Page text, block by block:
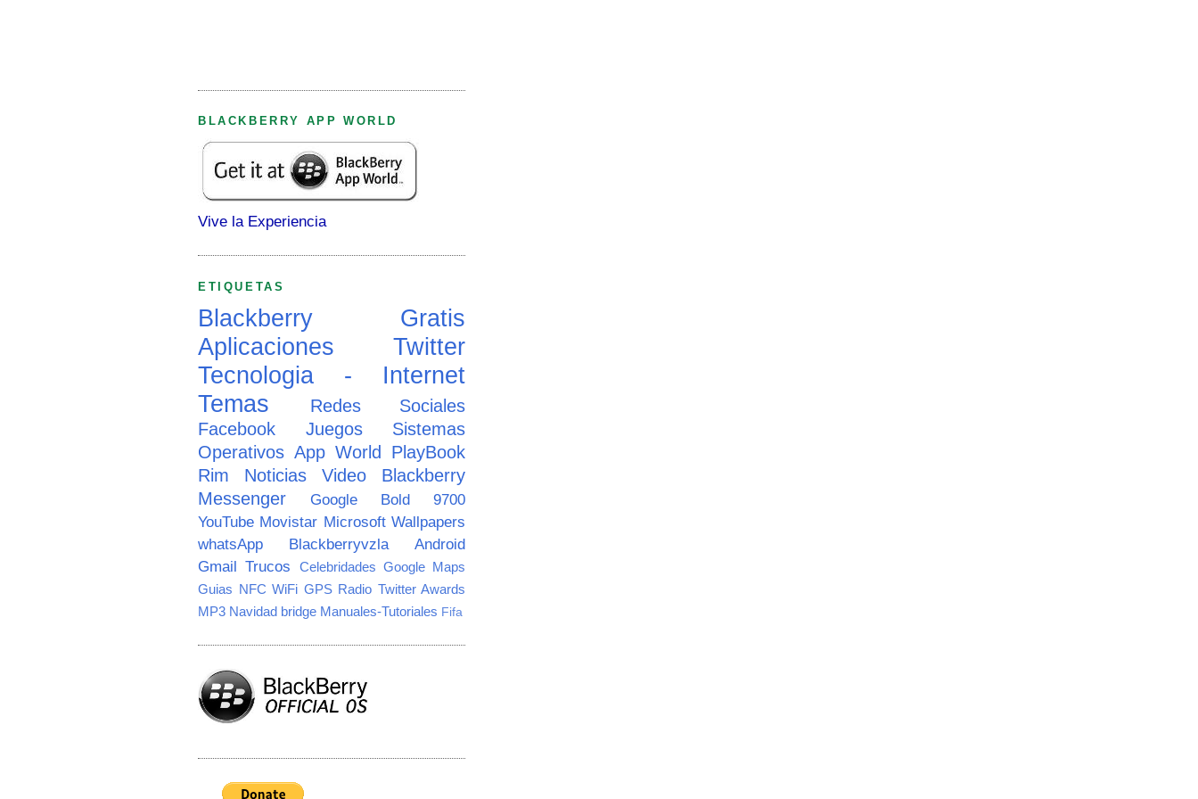
BLACKBERRY APP WORLD
Vive la Experiencia
ETIQUETAS
Blackberry
Gratis
Aplicaciones
Twitter
Tecnologia - Internet
Temas
Redes Sociales
Facebook
Juegos
Sistemas
Operativos App World PlayBook
Rim
Noticias Video
Blackberry
Messenger
Google
Bold 9700
YouTube Movistar Microsoft Wallpapers
whatsApp
Blackberryvzla
Android
Gmail Trucos Celebridades Google Maps
Guias NFC WiFi GPS Radio Twitter Awards
MP3 Navidad bridge Manuales-Tutoriales Fifa